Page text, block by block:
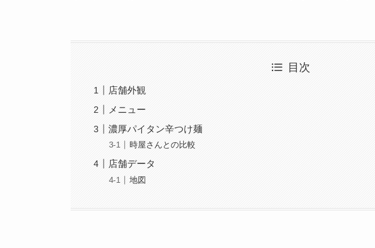
目次
店舗外観
メニュー
濃厚パイタン辛つけ麺
時屋さんとの比較
店舗データ
地図